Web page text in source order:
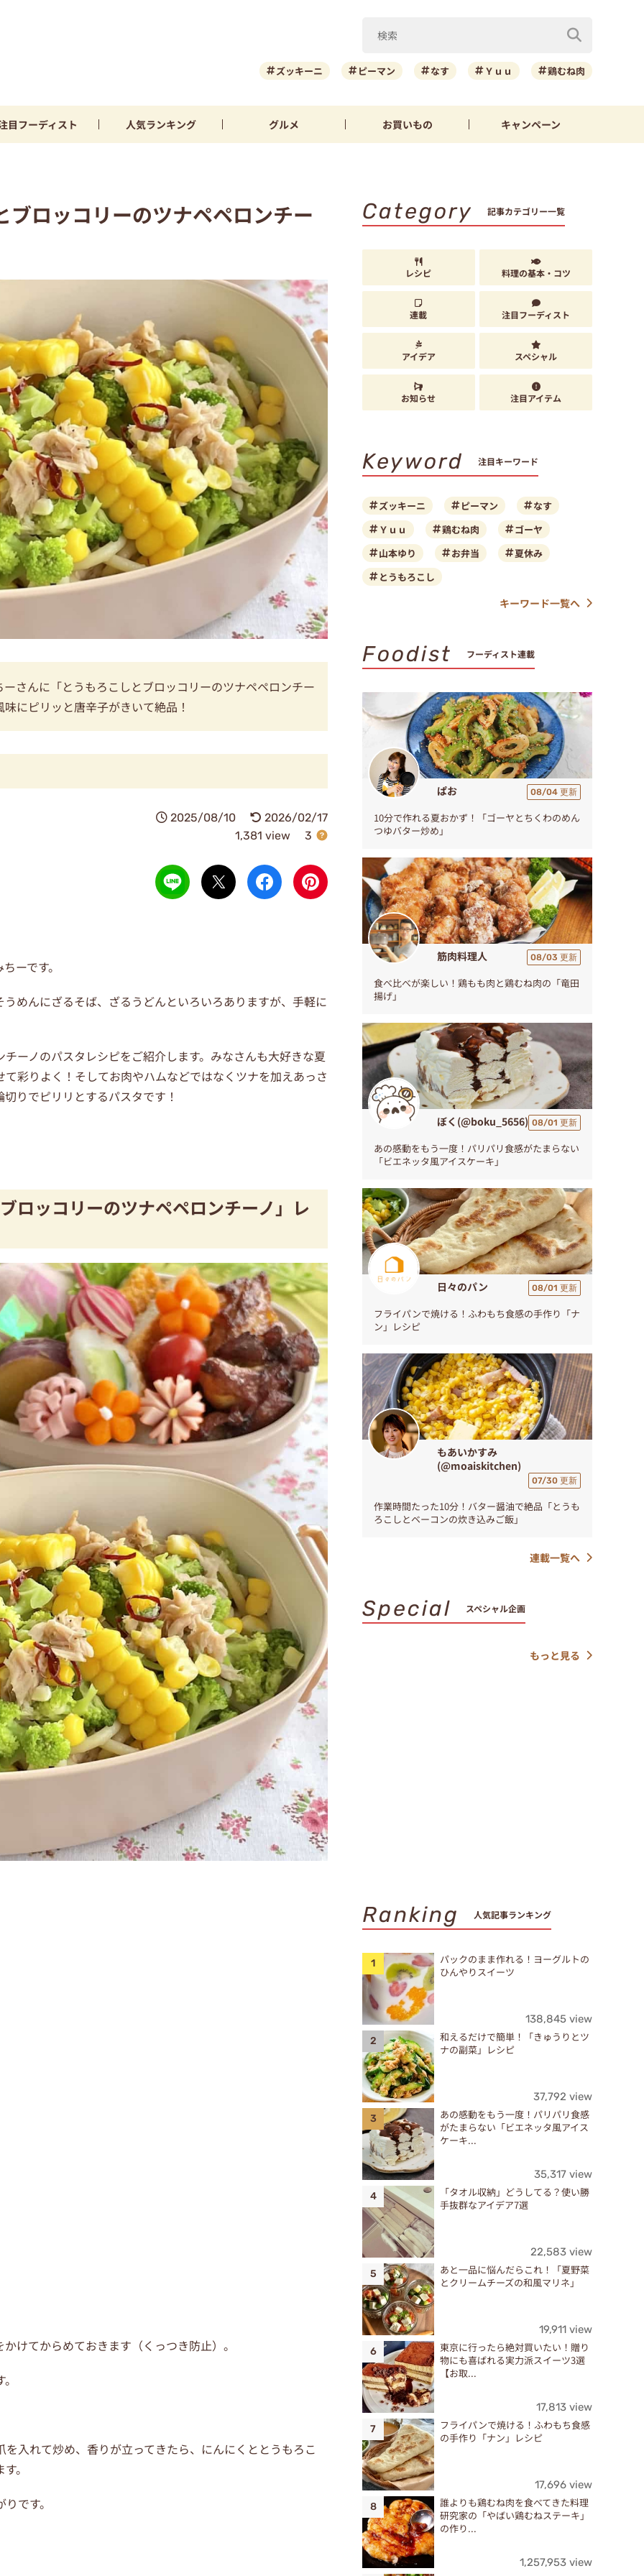
ズッキーニ ピーマン なす Ｙｕｕ 鶏むね肉
目フーディスト 人気ランキング グルメ お買いもの キャンペーン
ロッコリーのツナペペロンチー
さんに「とうもろこしとブロッコリーのツナペペロンチー
にピリッと唐辛子がきいて絶品！
2025/08/10
2026/02/17
1,381 view
3
ーです。
めんにざるそば、ざるうどんといろいろありますが、手軽に
ーノのパスタレシピをご紹介します。みなさんも大好きな夏
彩りよく！そしてお肉やハムなどではなくツナを加えあっさ
りでピリリとするパスタです！
ロッコリーのツナペペロンチーノ」レ
かけてからめておきます （くっつき防止）。
を入れて炒め、 香りが立ってきたら、 にんにくととうもろこ
。
です。
Category 記事カテゴリー一覧
レシピ 料理の基本・コツ
連載 注目フーディスト
アイデア スペシャル
お知らせ 注目アイテム
Keyword 注目キーワード
ズッキーニ ピーマン
なす
Ｙｕｕ
鶏むね肉
ゴーヤ
山本ゆり
お弁当
夏休み
とうもろこし
キーワード一覧へ
Foodist フーディスト連載
ぱお 08/04 更新
10分で作れる夏おかず！「ゴーヤとちくわのめん
つゆバター炒め」
筋肉料理人 08/03 更新
食べ比べが楽しい！鶏もも肉と鶏むね肉の「竜田
揚げ」
ぼく(@boku_5656) 08/01 更新
あの感動をもう一度！パリパリ食感がたまらない
「ビエネッタ風アイスケーキ」
日々のパン 08/01 更新
フライパンで焼ける！ふわもち食感の手作り「ナ
ン」レシピ
もあいかすみ
(@moaiskitchen)
07/30 更新
作業時間たった10分！バター醤油で絶品「とうも
ろこしとベーコンの炊き込みご飯」
連載一覧へ
Special スペシャル企画
もっと見る
Ranking 人気記事ランキング
パックのまま作れる！ヨーグルトの
ひんやりスイーツ
138,845 view
和えるだけで簡単！「きゅうりとツ
ナの副菜」レシピ
37,792 view
あの感動をもう一度！パリパリ食感
がたまらない「ビエネッタ風アイス
ケーキ...
35,317 view
「タオル収納」どうしてる？使い勝
手抜群なアイデア7選
22,583 view
あと一品に悩んだらこれ！「夏野菜
とクリームチーズの和風マリネ」
19,911 view
東京に行ったら絶対買いたい！贈り
物にも喜ばれる実力派スイーツ3選
【お取...
17,813 view
フライパンで焼ける！ふわもち食感
の手作り「ナン」レシピ
17,696 view
誰よりも鶏むね肉を食べてきた料理
研究家の「やばい鶏むねステーキ」
の作り...
1,257,953 view